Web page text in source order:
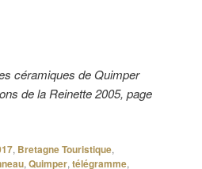
céramiques de Quimper
de la Reinette 2005, page
, Bretagne Touristique,
, Quimper, télégramme,